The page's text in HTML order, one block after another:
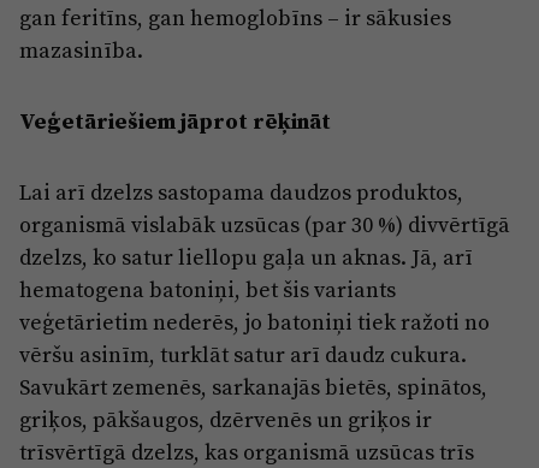
gan feritīns, gan hemoglobīns – ir sākusies
mazasinība.
Veģetāriešiem jāprot rēķināt
Lai arī dzelzs sastopama daudzos produktos,
organismā vislabāk uzsūcas (par 30 %) divvērtīgā
dzelzs, ko satur liellopu gaļa un aknas. Jā, arī
hematogena batoniņi, bet šis variants
veģetārietim nederēs, jo batoniņi tiek ražoti no
vēršu asinīm, turklāt satur arī daudz cukura.
Savukārt zemenēs, sarkanajās bietēs, spinātos,
griķos, pākšaugos, dzērvenēs un griķos ir
trīsvērtīgā dzelzs, kas organismā uzsūcas trīs